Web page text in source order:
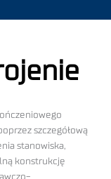
szczegółową
stanowiska,
konstrukcję